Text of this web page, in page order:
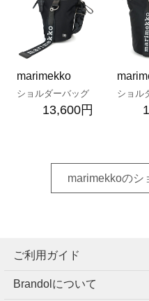
marimekko
ショルダーバッグ
13,600円
ショル
marimekkoのシ
ご利用ガイド
Brandolについて